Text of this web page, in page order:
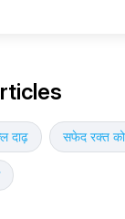
दाढ़ सफेद रक्त